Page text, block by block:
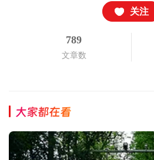
关注
789
文章数
大家都在看